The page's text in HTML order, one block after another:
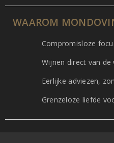
WAAROM
Compromisloze
Wijnen direct van de
Eerlijke adviezen,
Grenzeloze liefde